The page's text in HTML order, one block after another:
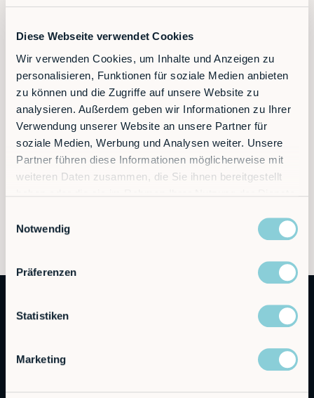
Diese Webseite verwendet Cookies
Wir verwenden Cookies, um Inhalte und Anzeigen zu
personalisieren, Funktionen für soziale Medien anbieten
zu können und die Zugriffe auf unsere Website zu
analysieren. Außerdem geben wir Informationen zu Ihrer
Verwendung unserer Website an unsere Partner für
soziale Medien, Werbung und Analysen weiter. Unsere
Partner führen diese Informationen möglicherweise mit
weiteren Daten zusammen, die Sie ihnen bereitgestellt
Notwendig
Präferenzen
Statistiken
Marketing